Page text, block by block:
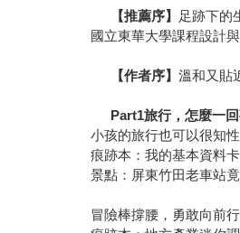
【推薦序】 足跡下的
國立東華大學課程設
【作者序】溫和又貼
Part1旅行，怎麼一回
小孩的旅行也可以很知性
痕跡本：我的基本資料卡
景點：屏東竹田老車站
冒險棒撐腰，勇敢向前行